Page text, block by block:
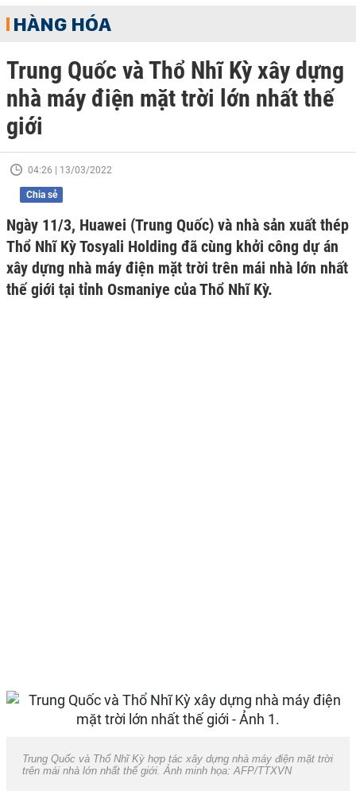
HÀNG HÓA
Trung Quốc và Thổ Nhĩ Kỳ xây dựng
nhà máy điện mặt trời lớn nhất thế
giới
04:26 | 13/03/2022
Chia sẻ
Ngày 11/3, Huawei (Trung Quốc) và nhà sản xuất thép
Thổ Nhĩ Kỳ Tosyali Holding đã cùng khởi công dự án
xây dựng nhà máy điện mặt trời trên mái nhà lớn nhất
thế giới tại tỉnh Osmaniye của Thổ Nhĩ Kỳ.
Trung Quốc và Thổ Nhĩ Kỳ hợp tác xây dựng nhà máy điện mặt trời
trên mái nhà lớn nhất thế giới. Ảnh minh họa: AFP/TTXVN